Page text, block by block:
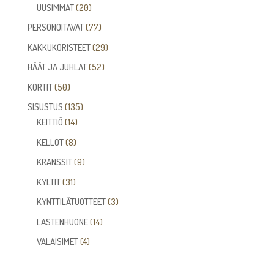
tuotetta
UUSIMMAT 2020
tuotetta
PERSONOITAVAT 7777
tuotetta
KAKKUKORISTEET 2929
HÄÄT JA JUHLAT 5252
KORTIT 5050
tuotetta
SISUSTUS 135135
KEITTIÖ 1414
tuotetta
KELLOT 88
tuotetta
KRANSSIT 99
KYLTIT 3131
tuotetta
KYNTTILÄTUOTTEET 33
LASTENHUONE 1414
VALAISIMET 44